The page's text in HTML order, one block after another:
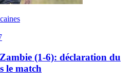
(1-6): déclaration du
le match